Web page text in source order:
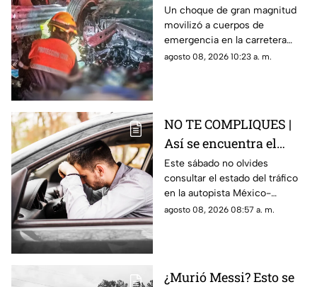
un auto destrozado y
víctimas m0rt4les en la
Irapuato Salamanca
Un choque de gran magnitud
movilizó a cuerpos de
emergencia en la carretera
Irapuato-Salamanca, donde
agosto 08, 2026 10:23 a. m.
NO TE COMPLIQUES |
Así se encuentra el
tráfico HOY en la
autopista México
Querétaro
Este sábado no olvides
consultar el estado del tráfico
en la autopista México-
Querétaro.
agosto 08, 2026 08:57 a. m.
¿Murió Messi? Esto se